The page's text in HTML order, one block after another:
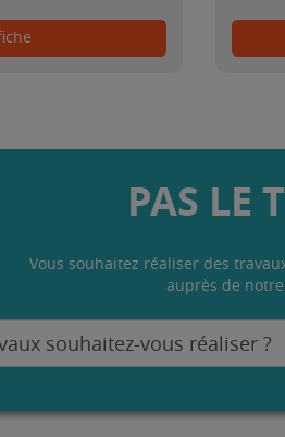
PAS LE
Vous souhaitez réaliser des
auprès de